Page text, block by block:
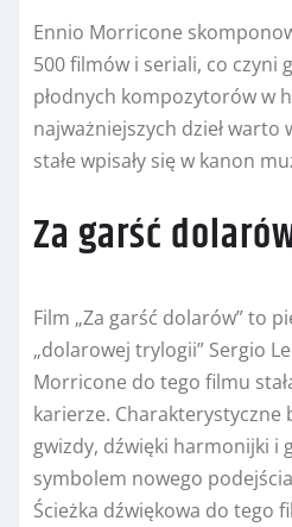
Ennio Morricone
500 filmów i seriali, co czyni
płodnych kompozytorów w
najważniejszych dzieł warto
stałe wpisały się w kanon
Za garść
Film „Za garść dolarów” to
„dolarowej trylogii” Sergio
Morricone do tego filmu
karierze. Charakterystyczne
gwizdy, dźwięki harmonijki i
symbolem nowego
Ścieżka dźwiękowa do tego